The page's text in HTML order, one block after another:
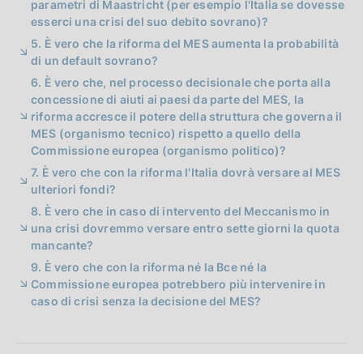
parametri di Maastricht (per esempio l'Italia se dovesse
esserci una crisi del suo debito sovrano)?
5. È vero che la riforma del MES aumenta la probabilità
di un default sovrano?
6. È vero che, nel processo decisionale che porta alla
concessione di aiuti ai paesi da parte del MES, la
riforma accresce il potere della struttura che governa il
MES (organismo tecnico) rispetto a quello della
Commissione europea (organismo politico)?
7. È vero che con la riforma l'Italia dovrà versare al MES
ulteriori fondi?
8. È vero che in caso di intervento del Meccanismo in
una crisi dovremmo versare entro sette giorni la quota
mancante?
9. È vero che con la riforma né la Bce né la
Commissione europea potrebbero più intervenire in
caso di crisi senza la decisione del MES?